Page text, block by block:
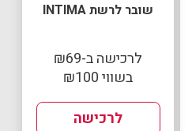
שובר לרשת INTIMA
לרכישה ב-₪69
בשווי ₪100
לרכישה